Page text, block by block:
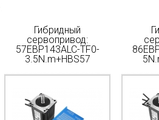
Гибридный
сервопривод:
57EBP143ALC-TF0-
3.5N.m+HBS57